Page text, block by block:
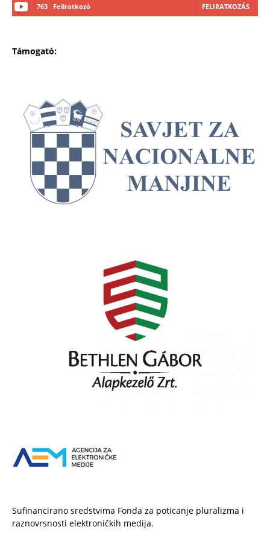
763 Feliratkozó FELIRATKOZÁS
Támogató:
Sufinancirano sredstvima Fonda za poticanje pluralizma i
raznovrsnosti elektroničkih medija.